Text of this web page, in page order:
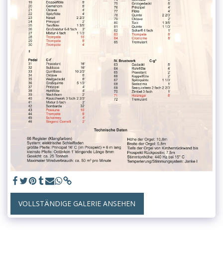
VOLLSTÄNDIGE GALERIE ANSEHEN